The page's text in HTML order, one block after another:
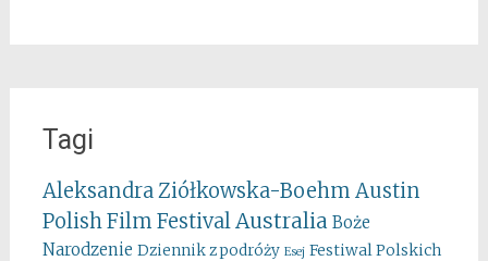
Tagi
Aleksandra Ziółkowska-Boehm Austin
Polish Film Festival Australia Boże
Narodzenie Dziennik z podróży Esej Festiwal Polskich